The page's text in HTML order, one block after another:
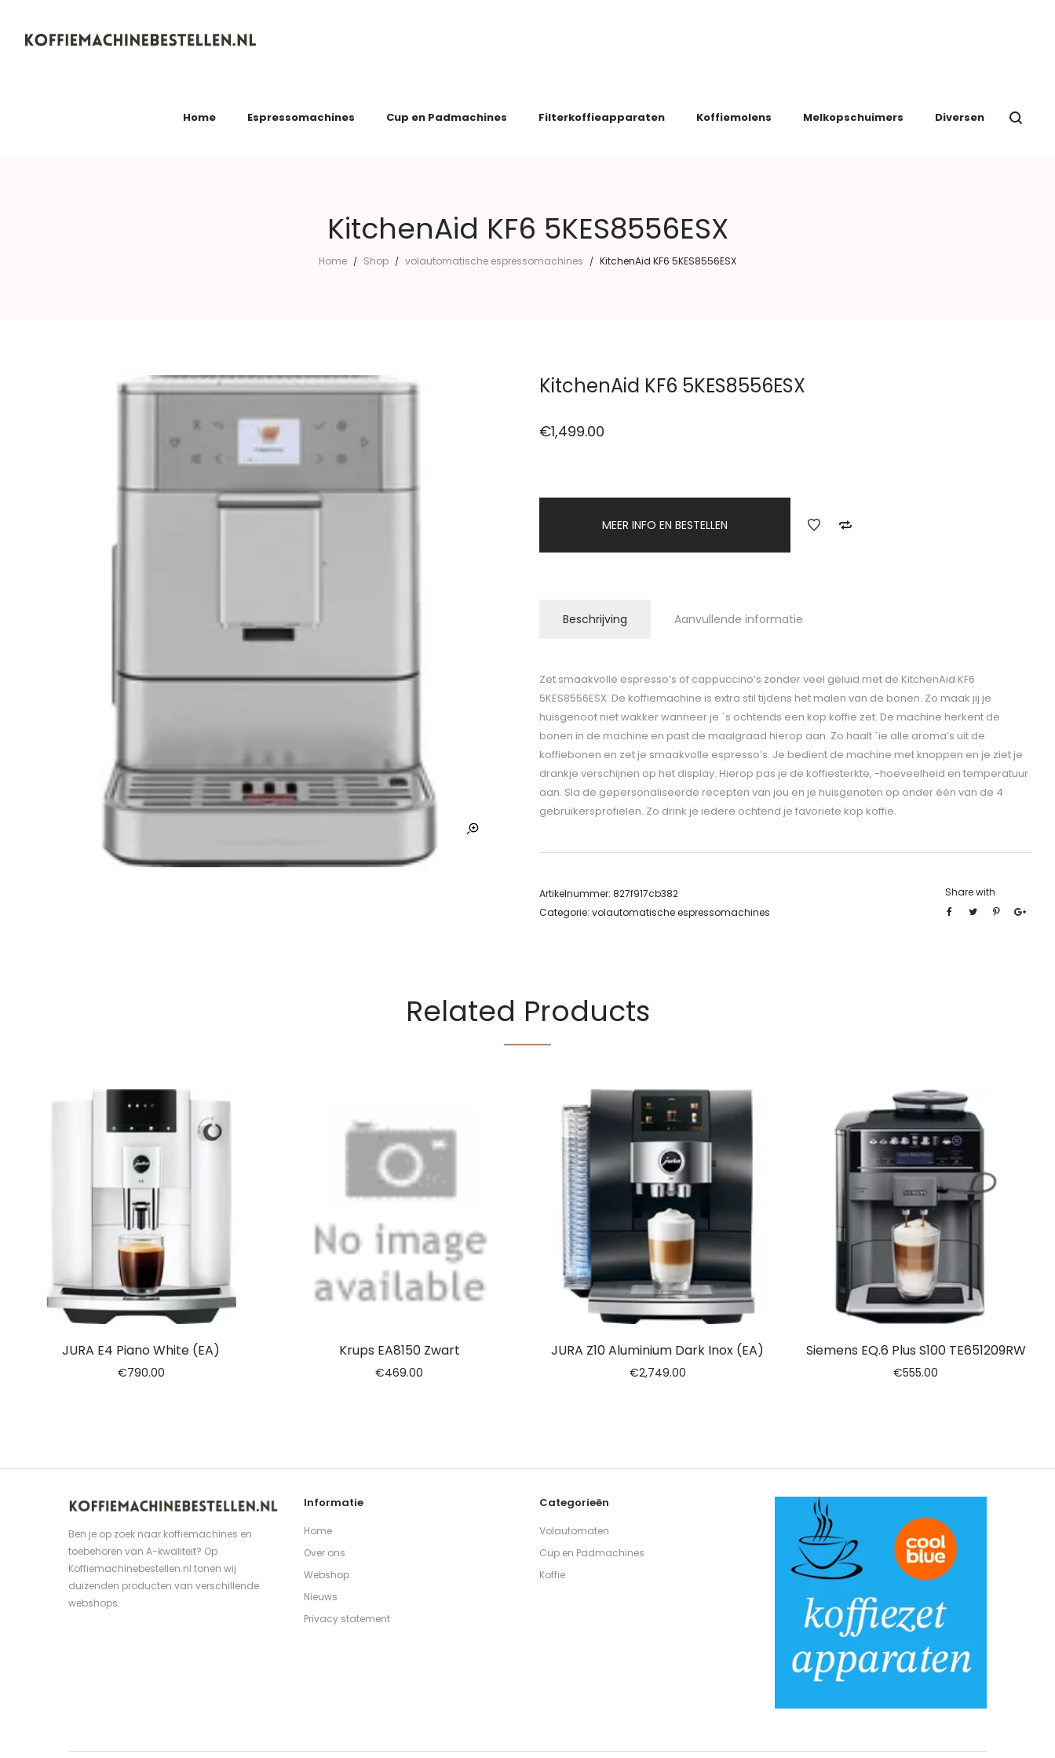
Home Espressomachines Cup en Padmachines Filterkoffieapparaten Koffiemolens Melkopschuimers Diversen
KitchenAid KF6 5KES8556ESX
Home / Shop / volautomatische espressomachines / KitchenAid KF6 5KES8556ESX
KitchenAid KF6 5KES8556ESX
€1,499.00
MEER INFO EN BESTELLEN
Beschrijving Aanvullende informatie
Zet smaakvolle espresso’s of cappuccino’s zonder veel geluid met de KitchenAid KF6
5KES8556ESX. De koffiemachine is extra stil tijdens het malen van de bonen. Zo maak jij je
huisgenoot niet wakker wanneer je `s ochtends een kop koffie zet. De machine herkent de
bonen in de machine en past de maalgraad hierop aan. Zo haalt `ie alle aroma’s uit de
koffiebonen en zet je smaakvolle espresso’s. Je bedient de machine met knoppen en je ziet je
drankje verschijnen op het display. Hierop pas je de koffiesterkte, -hoeveelheid en temperatuur
aan. Sla de gepersonaliseerde recepten van jou en je huisgenoten op onder één van de 4
gebruikersprofielen. Zo drink je iedere ochtend je favoriete kop koffie.
Artikelnummer: 827f917cb382
Categorie: volautomatische espressomachines
Share with
Related Products
JURA E4 Piano White (EA)
€790.00
Krups EA8150 Zwart
€469.00
JURA Z10 Aluminium Dark Inox (EA)
€2,749.00
Siemens EQ.6 Plus S100 TE651209RW
€555.00
Ben je op zoek naar koffiemachines en
toebehoren van A-kwaliteit? Op
Koffiemachinebestellen.nl tonen wij
duizenden producten van verschillende
webshops.
Informatie
Home
Over ons
Webshop
Nieuws
Privacy statement
Categorieën
Volautomaten
Cup en Padmachines
Koffie